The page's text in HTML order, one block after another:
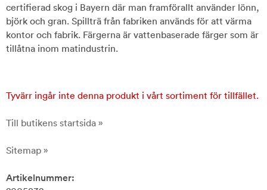
certifierad skog i Bayern där man framförallt använder lönn,
björk och gran. Spillträ från fabriken används för att värma
kontor och fabrik. Färgerna är vattenbaserade färger som är
tillåtna inom matindustrin.
Tyvärr ingår inte denna produkt i vårt sortiment för tillfället.
Till butikens startsida »
Sitemap »
Artikelnummer: